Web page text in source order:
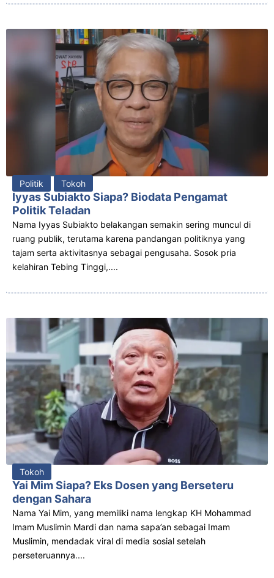
Politik Tokoh
Iyyas Subiakto Siapa? Biodata Pengamat
Politik Teladan
Nama Iyyas Subiakto belakangan semakin sering muncul di
ruang publik, terutama karena pandangan politiknya yang
tajam serta aktivitasnya sebagai pengusaha. Sosok pria
kelahiran Tebing Tinggi,....
Tokoh
Yai Mim Siapa? Eks Dosen yang Berseteru
dengan Sahara
Nama Yai Mim, yang memiliki nama lengkap KH Mohammad
Imam Muslimin Mardi dan nama sapa’an sebagai Imam
Muslimin, mendadak viral di media sosial setelah
perseteruannya....